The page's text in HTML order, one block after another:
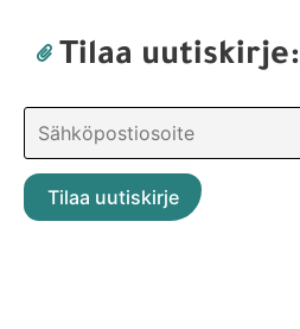
Tilaa uutiskirje: